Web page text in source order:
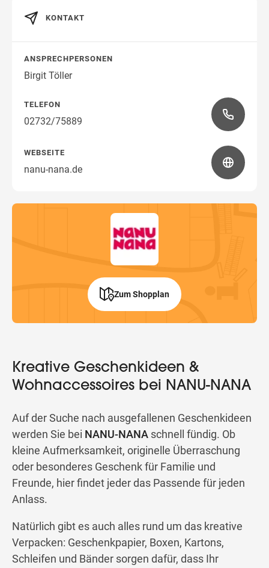
Kreative Geschenkideen &
Wohnaccessoires bei NANU-NANA
Auf der Suche nach ausgefallenen Geschenkideen
werden Sie bei NANU-NANA schnell fündig. Ob
kleine Aufmerksamkeit, originelle Überraschung
oder besonderes Geschenk für Familie und
Freunde, hier findet jeder das Passende für jeden
Anlass.
Natürlich gibt es auch alles rund um das kreative
Verpacken: Geschenkpapier, Boxen, Kartons,
Schleifen und Bänder sorgen dafür, dass Ihr
KONTAKT
ANSPRECHPERSONEN
Birgit Töller
TELEFON
02732/75889
WEBSEITE
nanu-nana.de
Zum Shopplan